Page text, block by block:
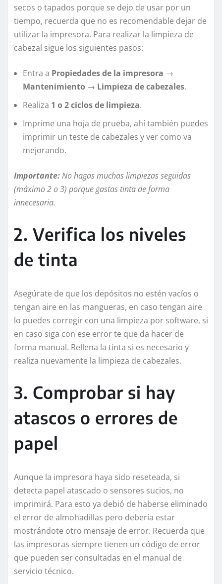
secos o tapados porque se dejo de usar por un
tiempo, recuerda que no es recomendable dejar de
utilizar la impresora. Para realizar la limpieza de
cabezal sigue los siguientes pasos:
Entra a Propiedades de la impresora →
Mantenimiento → Limpieza de cabezales.
Realiza 1 o 2 ciclos de limpieza.
Imprime una hoja de prueba, ahí también puedes
imprimir un teste de cabezales y ver como va
mejorando.
Importante:No hagas muchas limpiezas seguidas
(máximo 2 o 3) porque gastas tinta de forma
innecesaria.
2. Verifica los niveles
de tinta
Asegúrate de que los depósitos no estén vacíos o
tengan aire en las mangueras, en caso tengan aire
lo puedes corregir con una limpieza por software, si
en caso siga con ese error te que da hacer de
forma manual. Rellena la tinta si es necesario y
realiza nuevamente la limpieza de cabezales.
3. Comprobar si hay
atascos o errores de
papel
Aunque la impresora haya sido reseteada, si
detecta papel atascado o sensores sucios, no
imprimirá. Para esto ya debió de haberse eliminado
el error de almohadillas pero debería estar
mostrándote otro mensaje de error. Recuerda que
las impresoras siempre tienen un código de error
que pueden ser consultadas en el manual de
servicio técnico.